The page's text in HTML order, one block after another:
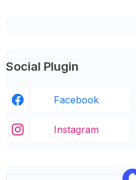
Social Plugin
Facebook
Instagram